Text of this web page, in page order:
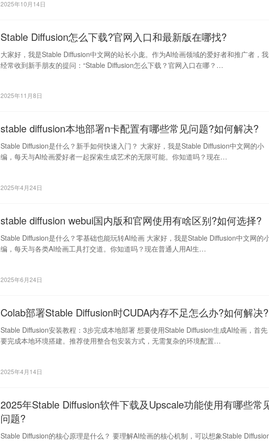
2025年10月14日
Stable Diffusion怎么下载?官网入口和最新版在哪找?
大家好，我是Stable Diffusion中文网的站长小庞。作为AI绘画领域的爱好者和推广者，我
经常收到新手朋友的提问：“Stable Diffusion怎么下载？官网入口在哪？…
2025年11月8日
stable diffusion本地部署n卡配置有哪些常见问题?如何解决?
Stable Diffusion是什么？新手如何快速入门？ 大家好，我是Stable Diffusion中文网的小
编，每天与AI绘画爱好者一起探索生成艺术的无限可能。你知道吗？现在…
2025年4月24日
stable diffusion webui国内版和官网使用有啥区别?如何选择?
Stable Diffusion是什么？零基础也能玩转AI绘画 大家好，我是Stable Diffusion中文网的
编，每天与各类AI绘画工具打交道。你知道吗？现在普通人用AI生…
2025年6月24日
Colab部署Stable Diffusion时CUDA内存不足怎么办?如何解决?
Stable Diffusion安装教程：3步完成本地部署 想要使用Stable Diffusion生成AI绘画，首先
要完成本地环境搭建。推荐使用整合包安装方式，无需复杂的环境配置…
2025年4月14日
2025年Stable Diffusion软件下载及Upscale功能使用有哪些常
问题?
Stable Diffusion的核心原理是什么？ 要理解AI绘画的核心机制，可以想象Stable